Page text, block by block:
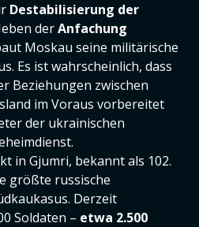
Destabilisierung der
derAnfachung
Moskau seine militärische
Es ist wahrscheinlich, dass
Beziehungen zwischen
im Voraus vorbereitet
der ukrainischen
in Gjumri, bekannt als 102.
größte russische
Derzeit
Soldaten – etwa 2.500